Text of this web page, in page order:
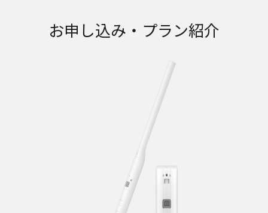
お申し込み・プラン紹介